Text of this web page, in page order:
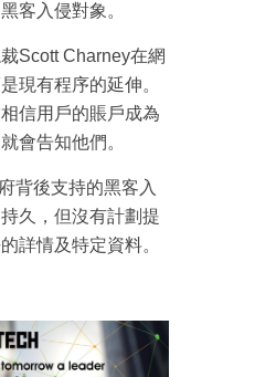
客入侵對象。
Scott Charney在網
現有程序的延伸。
信用戶的賬戶成為
會告知他們。
背後支持的黑客入
久，但沒有計劃提
詳情及特定資料。